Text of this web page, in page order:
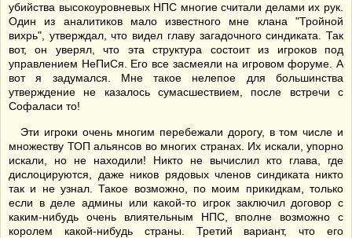
убийства высокоуровневых НПС многие считали делами их рук.
Один из аналитиков мало известного мне клана "Тройной
вихрь", утверждал, что видел главу загадочного синдиката. Так
вот, он уверял, что эта структура состоит из игроков под
управлением НеПиСя. Его все засмеяли на игровом форуме. А
вот я задумался. Мне такое нелепое для большинства
утверждение не казалось сумасшествием, после встречи с
Софаласи то!
Эти игроки очень многим перебежали дорогу, в том числе и
множеству ТОП альянсов во многих странах. Их искали, упорно
искали, но не находили! Никто не вычислил кто глава, где
дислоцируются, даже ников рядовых членов синдиката никто
так и не узнал. Такое возможно, по моим прикидкам, только
если в деле админы или какой-то игрок заключил договор с
каким-нибудь очень влиятельным НПС, вполне возможно с
королем какой-нибудь страны. Третий вариант, что его